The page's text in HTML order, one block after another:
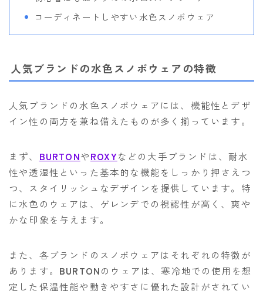
ROME
SALOMON
SCAPE
THE NORTH FACE
VOLCOM
コーディネートしやすい水色スノボウェア
人気ブランドの水色スノボウェアの特徴
人気ブランドの水色スノボウェアには、機能性とデザ
イン性の両方を兼ね備えたものが多く揃っています。
まず、 BURTONやROXYなどの大手ブランドは、耐水
性や透湿性といった基本的な機能をしっかり押さえつ
つ、スタイリッシュなデザインを提供しています。特
に水色のウェアは、ゲレンデでの視認性が高く、爽や
かな印象を与えます。
また、各ブランドのスノボウェアはそれぞれの特徴が
あります。 BURTONのウェアは、寒冷地での使用を想
定した保温性能や動きやすさに優れた設計がされてい